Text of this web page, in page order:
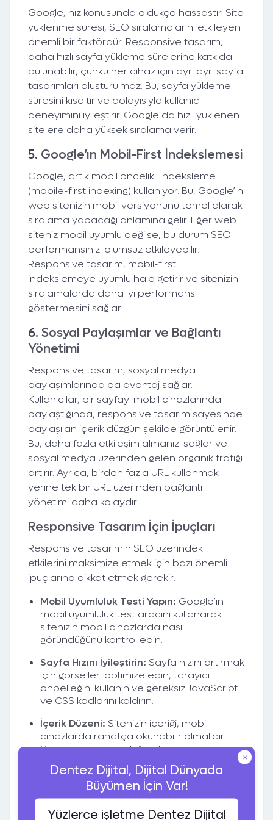
Google, hız konusunda oldukça hassastır. Site
yüklenme süresi, SEO sıralamalarını etkileyen
önemli bir faktördür. Responsive tasarım,
daha hızlı sayfa yükleme sürelerine katkıda
bulunabilir, çünkü her cihaz için ayrı ayrı sayfa
tasarımları oluşturulmaz. Bu, sayfa yükleme
süresini kısaltır ve dolayısıyla kullanıcı
deneyimini iyileştirir. Google da hızlı yüklenen
sitelere daha yüksek sıralama verir.
5. Google’ın Mobil-First İndekslemesi
Google, artık mobil öncelikli indeksleme
(mobile-first indexing) kullanıyor. Bu, Google’ın
web sitenizin mobil versiyonunu temel alarak
sıralama yapacağı anlamına gelir. Eğer web
siteniz mobil uyumlu değilse, bu durum SEO
performansınızı olumsuz etkileyebilir.
Responsive tasarım, mobil-first
indekslemeye uyumlu hale getirir ve sitenizin
sıralamalarda daha iyi performans
göstermesini sağlar.
6. Sosyal Paylaşımlar ve Bağlantı
Yönetimi
Responsive tasarım, sosyal medya
paylaşımlarında da avantaj sağlar.
Kullanıcılar, bir sayfayı mobil cihazlarında
paylaştığında, responsive tasarım sayesinde
paylaşılan içerik düzgün şekilde görüntülenir.
Bu, daha fazla etkileşim almanızı sağlar ve
sosyal medya üzerinden gelen organik trafiği
artırır. Ayrıca, birden fazla URL kullanmak
yerine tek bir URL üzerinden bağlantı
yönetimi daha kolaydır.
Responsive Tasarım İçin İpuçları
Responsive tasarımın SEO üzerindeki
etkilerini maksimize etmek için bazı önemli
ipuçlarına dikkat etmek gerekir:
Mobil Uyumluluk Testi Yapın: Google’ın
mobil uyumluluk test aracını kullanarak
sitenizin mobil cihazlarda nasıl
göründüğünü kontrol edin.
Sayfa Hızını İyileştirin: Sayfa hızını artırmak
için görselleri optimize edin, tarayıcı
önbelleğini kullanın ve gereksiz JavaScript
ve CSS kodlarını kaldırın.
İçerik Düzeni: Sitenizin içeriği, mobil
cihazlarda rahatça okunabilir olmalıdır.
Yazı tipi boyutları, düğmeler ve menüler
mobil cihazlara uygun şekilde
tasarlanmalıdır.
Duyarlı Tasarım Özelliklerini Kullanın:CSS
Media Queries ve esnek grid sistemleri
×
Dentez Dijital, Dijital Dünyada
Büyümen İçin Var!
Yüzlerce işletme Dentez Dijital